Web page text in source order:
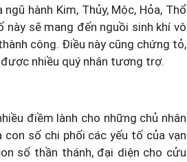
hành Kim, Thủy, Mộc, Hỏa, Thổ
này sẽ mang đến nguồi sinh khí vô
công. Điều này cũng chứng tỏ,
nhiều quý nhân tương trợ.
điềm lành cho những chủ nhân
số chi phối các yếu tố của vạn
số thần thánh, đại diện cho cửu